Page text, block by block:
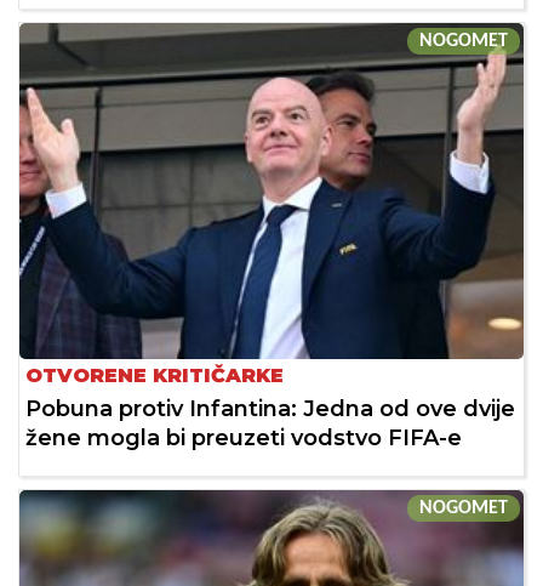
NOGOMET
OTVORENE KRITIČARKE
Pobuna protiv Infantina: Jedna od ove dvije
žene mogla bi preuzeti vodstvo FIFA-e
NOGOMET